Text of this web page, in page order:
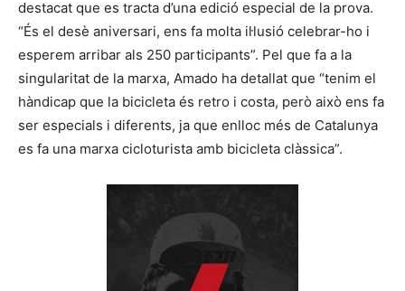
destacat que es tracta d’una edició especial de la prova.
“És el desè aniversari, ens fa molta il·lusió celebrar-ho i
esperem arribar als 250 participants”. Pel que fa a la
singularitat de la marxa, Amado ha detallat que “tenim el
hàndicap que la bicicleta és retro i costa, però això ens fa
ser especials i diferents, ja que enlloc més de Catalunya
es fa una marxa cicloturista amb bicicleta clàssica”.